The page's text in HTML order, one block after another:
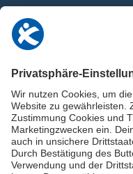
0911 / 9234 950
info@deutschland-im-
Impressum
Online-
Stellen Sie hier Ihre Fragen
Informationen von unseren